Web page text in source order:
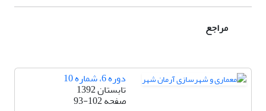
مراجع
دوره 6، شماره 10
تابستان 1392
صفحه93-102